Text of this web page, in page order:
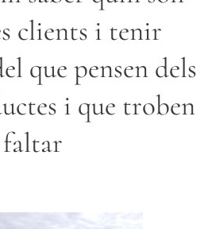
clients i tenir
que pensen dels
i que troben
faltar